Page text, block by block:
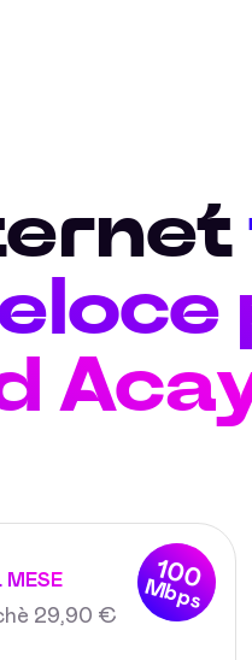
100
Mbps
29,90 €